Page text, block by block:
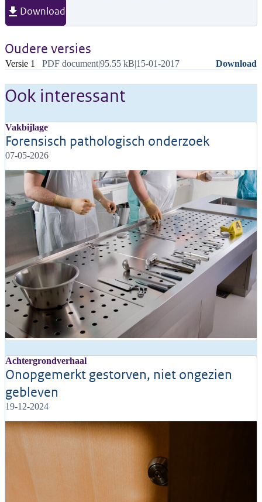
Download
Oudere versies
Versie MetaActies
Versie 1 PDF document|95.55 kB|15-01-2017 Download
Ook interessant
Vakbijlage
Forensisch pathologisch onderzoek
07-05-2026
Achtergrondverhaal
Onopgemerkt gestorven, niet ongezien
gebleven
19-12-2024